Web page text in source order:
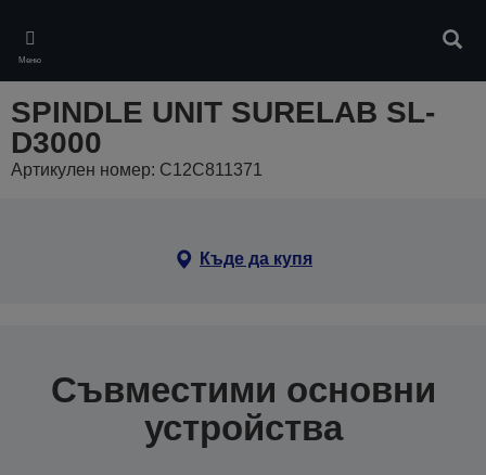
main
content
Меню
SPINDLE UNIT SURELAB SL-
D3000
Артикулен номер: C12C811371
Къде да купя
Съвместими основни
устройства